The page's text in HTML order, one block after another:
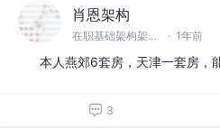
肖恩架构
在职基础架构架构师 · 1年前
本人燕郊6套房，天津一套房，
3